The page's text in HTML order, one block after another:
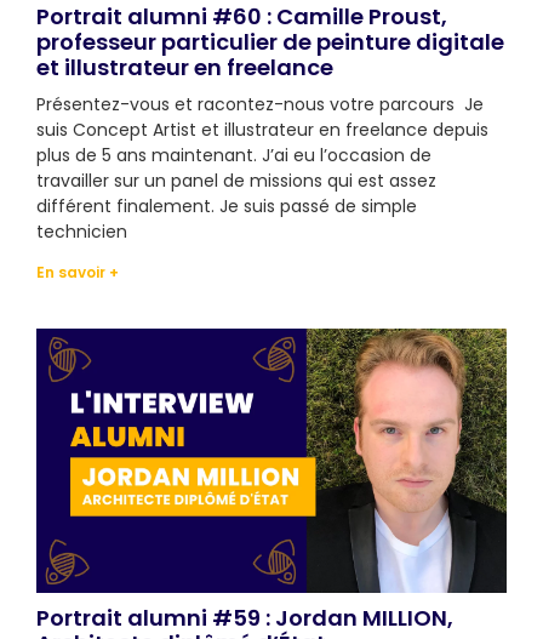
Portrait alumni #60 : Camille Proust,
professeur particulier de peinture digitale
et illustrateur en freelance
Présentez-vous et racontez-nous votre parcours Je
suis Concept Artist et illustrateur en freelance depuis
plus de 5 ans maintenant. J’ai eu l’occasion de
travailler sur un panel de missions qui est assez
différent finalement. Je suis passé de simple
technicien
En savoir +
Portrait alumni #59 : Jordan MILLION,